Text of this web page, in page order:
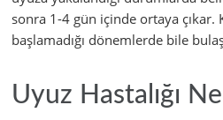
sonra 1-4 gün içinde ortaya çıkar.
başlamadığı dönemlerde bile
Uyuz Hastalığı